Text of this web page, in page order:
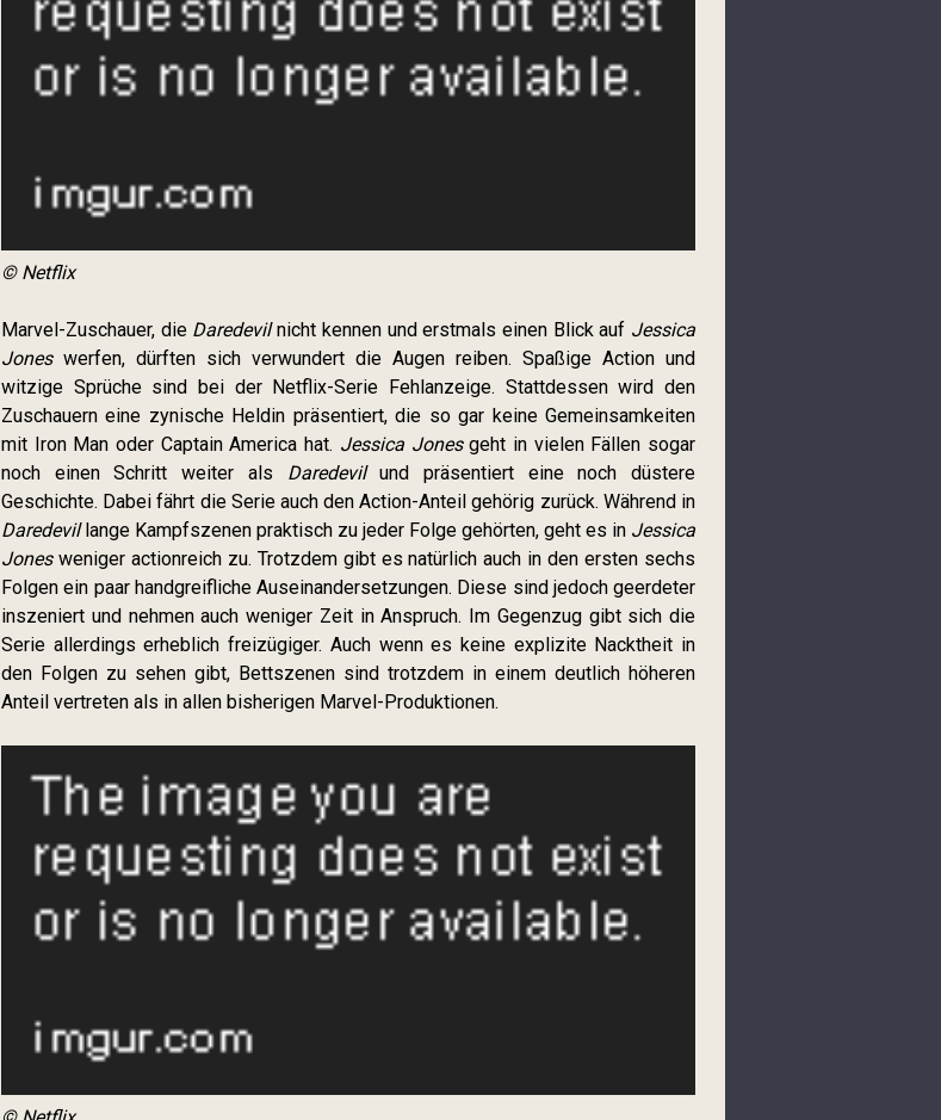
© Netflix
Marvel-Zuschauer, die Daredevilnicht kennen und erstmals einen Blick auf Jessica
Joneswerfen, dürften sich verwundert die Augen reiben. Spaßige Action und
witzige Sprüche sind bei der Netflix-Serie Fehlanzeige. Stattdessen wird den
Zuschauern eine zynische Heldin präsentiert, die so gar keine Gemeinsamkeiten
mit Iron Man oder Captain America hat. Jessica Jonesgeht in vielen Fällen sogar
noch einen Schritt weiter als Daredevilund präsentiert eine noch düstere
Geschichte. Dabei fährt die Serie auch den Action-Anteil gehörig zurück. Während in
Daredevillange Kampfszenen praktisch zu jeder Folge gehörten, geht es in Jessica
Jonesweniger actionreich zu. Trotzdem gibt es natürlich auch in den ersten sechs
Folgen ein paar handgreifliche Auseinandersetzungen. Diese sind jedoch geerdeter
inszeniert und nehmen auch weniger Zeit in Anspruch. Im Gegenzug gibt sich die
Serie allerdings erheblich freizügiger. Auch wenn es keine explizite Nacktheit in
den Folgen zu sehen gibt, Bettszenen sind trotzdem in einem deutlich höheren
Anteil vertreten als in allen bisherigen Marvel-Produktionen.